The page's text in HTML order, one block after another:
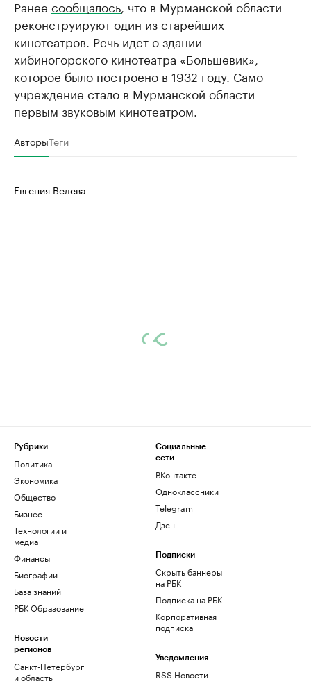
Ранее сообщалось, что в Мурманской области
реконструируют один из старейших
кинотеатров. Речь идет о здании
хибиногорского кинотеатра «Большевик»,
которое было построено в 1932 году. Само
учреждение стало в Мурманской области
первым звуковым кинотеатром.
АвторыТеги
Евгения Велева
Рубрики
Политика
Экономика
Общество
Бизнес
Технологии и
медиа
Финансы
Биографии
База знаний
РБК Образование
Новости
регионов
Санкт-Петербург
и область
Социальные
сети
ВКонтакте
Одноклассники
Telegram
Дзен
Подписки
Скрыть баннеры
на РБК
Подписка на РБК
Корпоративная
подписка
Уведомления
RSS Новости